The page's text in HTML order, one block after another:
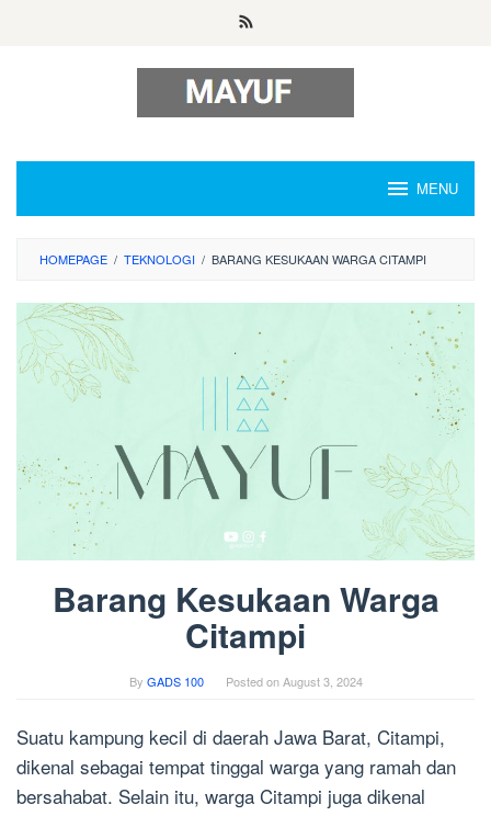
MENU
HOMEPAGE / TEKNOLOGI / BARANG KESUKAAN WARGA CITAMPI
Barang Kesukaan Warga
Citampi
By GADS 100 Posted onAugust 3, 2024
Suatu kampung kecil di daerah Jawa Barat, Citampi,
dikenal sebagai tempat tinggal warga yang ramah dan
bersahabat. Selain itu, warga Citampi juga dikenal